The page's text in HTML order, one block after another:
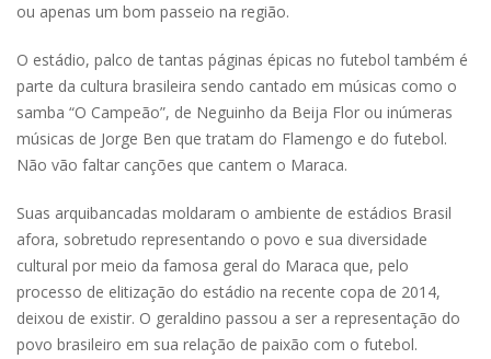
ou apenas um bom passeio na região.
O estádio, palco de tantas páginas épicas no futebol também é
parte da cultura brasileira sendo cantado em músicas como o
samba “O Campeão”, de Neguinho da Beija Flor ou inúmeras
músicas de Jorge Ben que tratam do Flamengo e do futebol.
Não vão faltar canções que cantem o Maraca.
Suas arquibancadas moldaram o ambiente de estádios Brasil
afora, sobretudo representando o povo e sua diversidade
cultural por meio da famosa geral do Maraca que, pelo
processo de elitização do estádio na recente copa de 2014,
deixou de existir. O geraldino passou a ser a representação do
povo brasileiro em sua relação de paixão com o futebol.